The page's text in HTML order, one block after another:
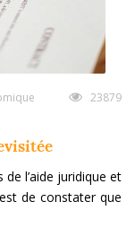
23879
de l’aide juridique et
de constater que